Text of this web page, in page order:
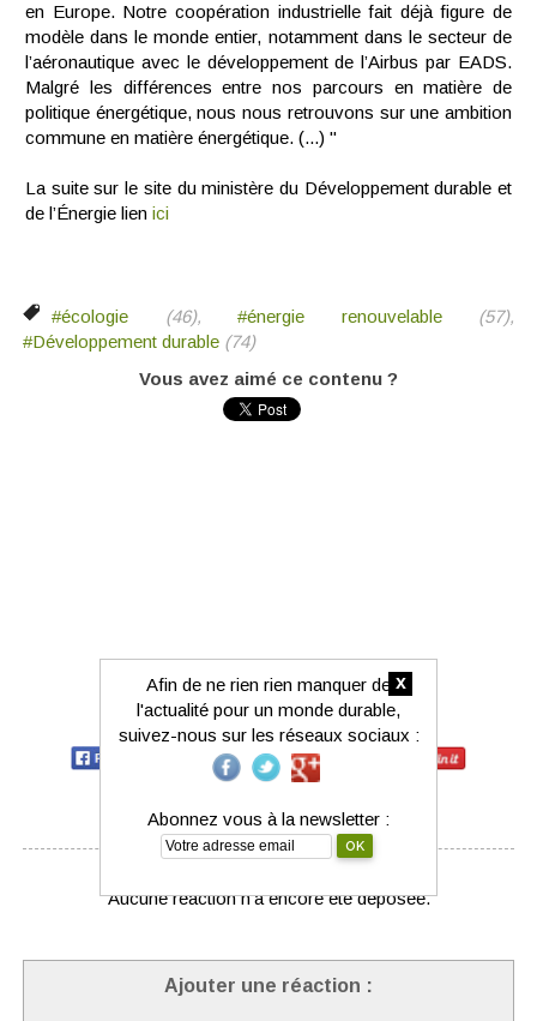
en Europe. Notre coopération industrielle fait déjà figure de
modèle dans le monde entier, notamment dans le secteur de
l’aéronautique avec le développement de l’Airbus par EADS.
Malgré les différences entre nos parcours en matière de
politique énergétique, nous nous retrouvons sur une ambition
commune en matière énergétique. (...) "
La suite sur le site du ministère du Développement durable et
de l’Énergie lien ici
#écologie (46), #énergie renouvelable(57),
#Développement durable (74)
Vous avez aimé ce contenu ?
Partagez-le avec votre réseau :
Aucune réaction n'a encore été déposée.
Ajouter une réaction :
x
Afin de ne rien rien manquer de
l'actualité pour un monde durable,
suivez-nous sur les réseaux sociaux :
Abonnez vous à la newsletter :